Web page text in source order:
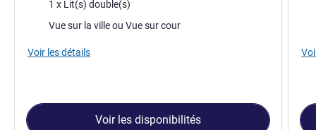
1 x Lit(s) double(s)
Vues :
Vue sur la ville ou Vue sur cour
Voir les détails
Voir les disponibilités